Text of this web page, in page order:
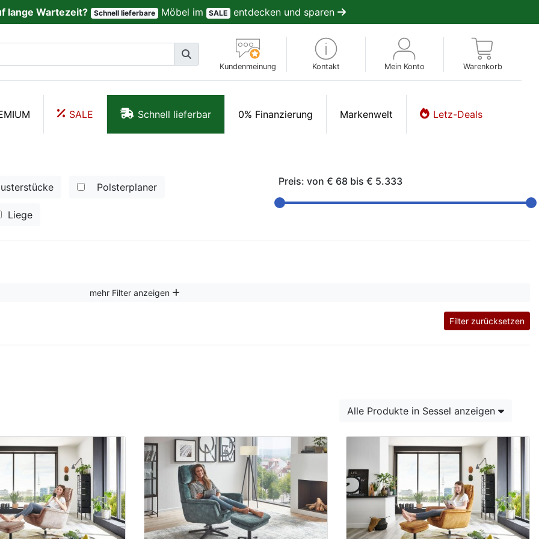
lange Wartezeit? Schnell lieferbare Möbel im SALE entdecken und sparen
Kundenmeinung Kontakt Mein Konto Warenkorb
SALE Schnell lieferbar 0% Finanzierung Markenwelt Letz-Deals
Polsterplaner
Liege
Preis: von € 68 bis € 5.333
mehr Filter anzeigen
Filter zurücksetzen
Alle Produkte in Sessel anzeigen